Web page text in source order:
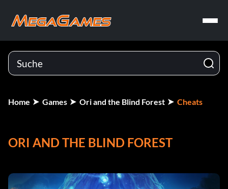
Home Games Ori and the Blind Forest Cheats
ORI AND THE BLIND FOREST